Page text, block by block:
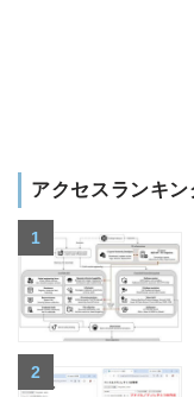
アクセスランキン